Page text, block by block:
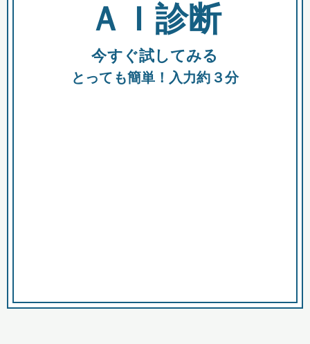
全国の検索結果を含めて表示
助成金 融資 出資
ＡＩ診断
今すぐ試してみる
とっても簡単！入力約３分